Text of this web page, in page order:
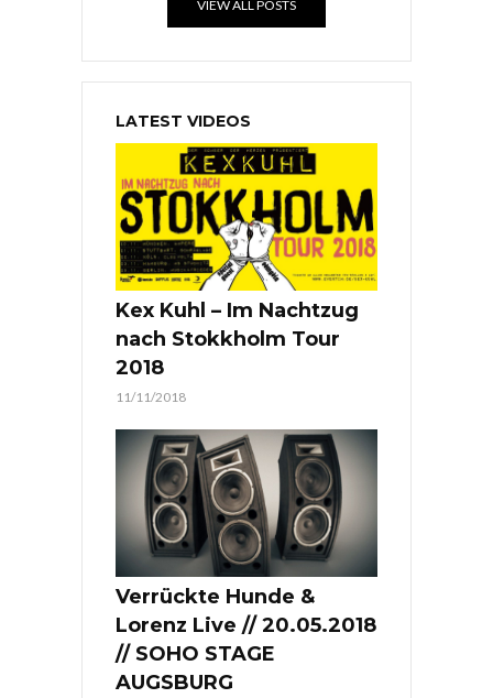
VIEW ALL POSTS
LATEST VIDEOS
Kex Kuhl – Im Nachtzug
nach Stokkholm Tour
2018
11/11/2018
Verrückte Hunde &
Lorenz Live // 20.05.2018
// SOHO STAGE
AUGSBURG